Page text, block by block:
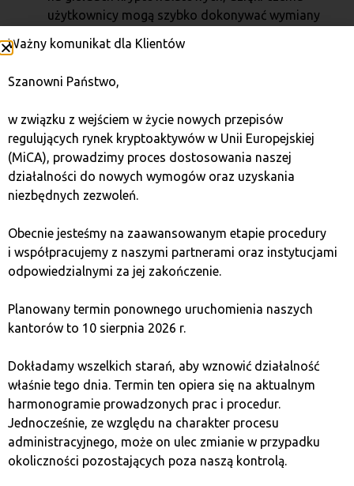
użytkownicy mogą szybko dokonywać wymiany
na inne kryptowaluty.
Wsparcie przez różne blockchainy.
większą elastyczność i szerokie zastosowanie
na różnych platformach.
Ryzyka związane z USDT
które warto wziąć pod uwagę przed jego użyciem.
Brak pełnej decentralizacji. Tether jest
emitowany przez firmę Tether Limited,
tokenów.
Kontrowersje dotyczące rezerw
rzeczywiście w pełni zabezpieczony odpowiednimi
aktywami. Z tego względu użytkownicy powinni
być świadomi potencjalnych ryzyk finansowych
związanych z jego zabezpieczeniem.
Regulacje prawne . Stablecoiny, w tym USDT,
podlegają rosnącemu nadzorowi ze strony
Ważny komunikat dla Klientów
Szanowni Państwo,
w związku z wejściem w życie nowych przepisów
regulujących rynek kryptoaktywów w Unii Europejskiej
(MiCA), prowadzimy proces dostosowania naszej
działalności do nowych wymogów oraz uzyskania
niezbędnych zezwoleń.
Obecnie jesteśmy na zaawansowanym etapie procedury
i współpracujemy z naszymi partnerami oraz instytucjami
odpowiedzialnymi za jej zakończenie.
Planowany termin ponownego uruchomienia naszych
kantorów to 10 sierpnia 2026 r.
Dokładamy wszelkich starań, aby wznowić działalność
właśnie tego dnia. Termin ten opiera się na aktualnym
harmonogramie prowadzonych prac i procedur.
Jednocześnie, ze względu na charakter procesu
administracyjnego, może on ulec zmianie w przypadku
okoliczności pozostających poza naszą kontrolą.